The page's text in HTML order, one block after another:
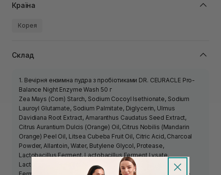
Країна
Корея
Склад
1. Вечірня ензимна пудра з пробіотиками DR. CEURACLE Pro-
Balance Night Enzyme Wash 50 г
Zea Mays (Corn) Starch, Sodium Cocoyl Isethionate, Sodium
Lauroyl Glutamate, Sodium Palmitate, Diglycerin, Ulmus
Davidiana Root Extract, Amaranthus Caudatus Seed Extract,
Citrus Aurantium Dulcis (Orange) Oil, Citrus Nobilis (Mandarin
Orange) Peel Oil, Litsea Cubeba Fruit Oil, Citric Acid, Charcoal
Powder, Allantoin, Water, Butylene Glycol, Protease,
Lactobacillus Ferment, Lactobacillus Ferment Lysate,
Lactococcus Ferment Lysate, Bifida Ferment Filtrate, Bifida